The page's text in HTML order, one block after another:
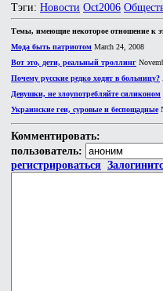
Тэги: Новости Oct2006
Темы, имеющие некоторое отношение к
Мода быть патриотом March 24, 2008
Вот это, дети, реальный троллинг
Почему русские редко ходят в больницу?
Девушки, не злоупотребляйте силиконом
Украинские геи, суровые и беспощадные
Комментировать:
пользователь:
регистрироваться